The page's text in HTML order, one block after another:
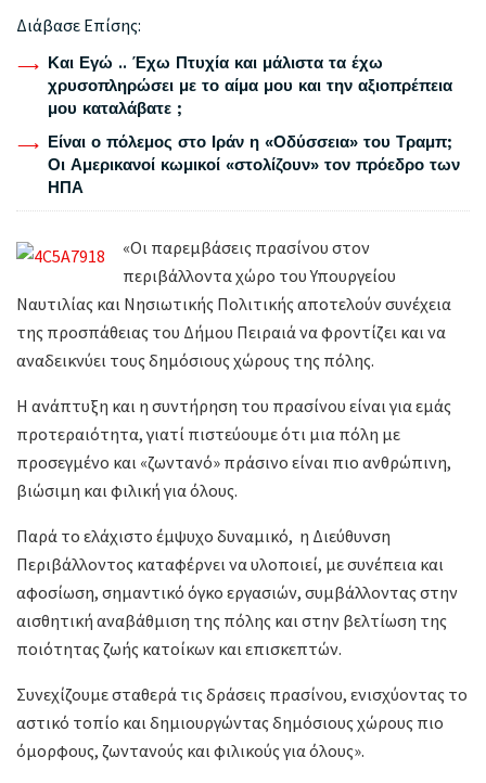
Διάβασε Επίσης:
Και Εγώ .. Έχω Πτυχία και μάλιστα τα έχω
χρυσοπληρώσει με το αίμα μου και την αξιοπρέπεια
μου καταλάβατε ;
Είναι ο πόλεμος στο Ιράν η «Οδύσσεια» του Τραμπ;
Οι Αμερικανοί κωμικοί «στολίζουν» τον πρόεδρο των
ΗΠΑ
«Οι παρεμβάσεις πρασίνου στον
περιβάλλοντα χώρο του Υπουργείου
Ναυτιλίας και Νησιωτικής Πολιτικής αποτελούν συνέχεια
της προσπάθειας του Δήμου Πειραιά να φροντίζει και να
αναδεικνύει τους δημόσιους χώρους της πόλης.
Η ανάπτυξη και η συντήρηση του πρασίνου είναι για εμάς
προτεραιότητα, γιατί πιστεύουμε ότι μια πόλη με
προσεγμένο και «ζωντανό» πράσινο είναι πιο ανθρώπινη,
βιώσιμη και φιλική για όλους.
Παρά το ελάχιστο έμψυχο δυναμικό, η Διεύθυνση
Περιβάλλοντος καταφέρνει να υλοποιεί, με συνέπεια και
αφοσίωση, σημαντικό όγκο εργασιών, συμβάλλοντας στην
αισθητική αναβάθμιση της πόλης και στην βελτίωση της
ποιότητας ζωής κατοίκων και επισκεπτών.
Συνεχίζουμε σταθερά τις δράσεις πρασίνου, ενισχύοντας το
αστικό τοπίο και δημιουργώντας δημόσιους χώρους πιο
όμορφους, ζωντανούς και φιλικούς για όλους».